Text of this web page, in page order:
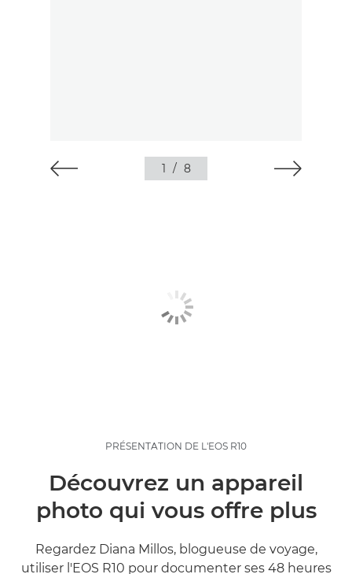
1 / 8
PRÉSENTATION DE L'EOS R10
Découvrez un appareil
photo qui vous offre plus
Regardez Diana Millos, blogueuse de voyage,
utiliser l'EOS R10 pour documenter ses 48 heures